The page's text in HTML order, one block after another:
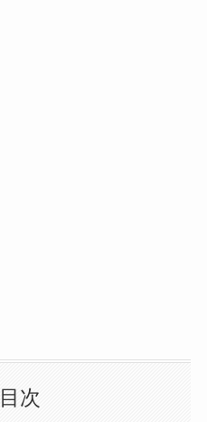
目次